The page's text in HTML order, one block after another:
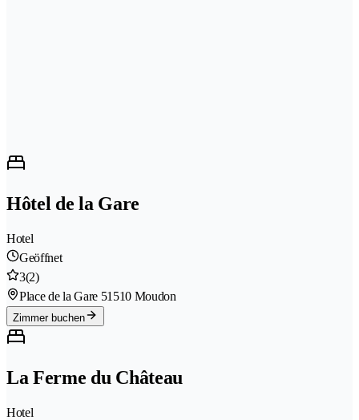
Hôtel de la Gare
Hotel
Geöffnet
3(2)
Place de la Gare 51510 Moudon
Zimmer buchen
La Ferme du Château
Hotel